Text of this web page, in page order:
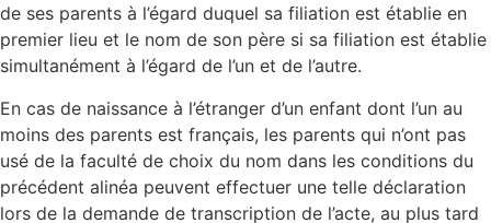
de ses parents à l’égard duquel sa filiation est établie en
premier lieu et le nom de son père si sa filiation est établie
simultanément à l’égard de l’un et de l’autre.
En cas de naissance à l’étranger d’un enfant dont l’un au
moins des parents est français, les parents qui n’ont pas
usé de la faculté de choix du nom dans les conditions du
précédent alinéa peuvent effectuer une telle déclaration
lors de la demande de transcription de l’acte, au plus tard